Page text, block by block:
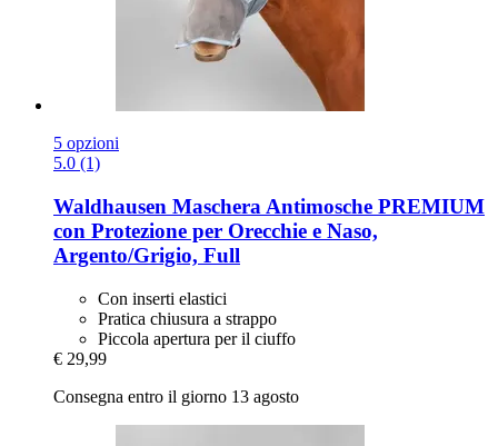
5 opzioni
5.0 (1)
Waldhausen Maschera Antimosche PREMIUM
con Protezione per Orecchie e Naso,
Argento/Grigio, Full
Con inserti elastici
Pratica chiusura a strappo
Piccola apertura per il ciuffo
€ 29,99
Consegna entro il giorno 13 agosto